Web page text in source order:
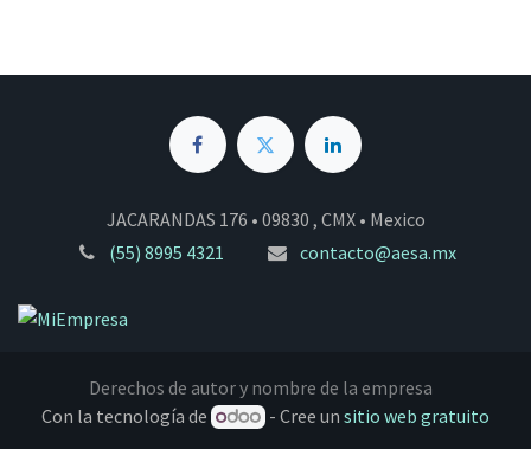
JACARANDAS 176 • 09830 , CMX • Mexico
(55) 8995 4321
contacto@aesa.mx
Derechos de autor y nombre de la empresa
Con la tecnología de
- Cree unsitio web gratuito